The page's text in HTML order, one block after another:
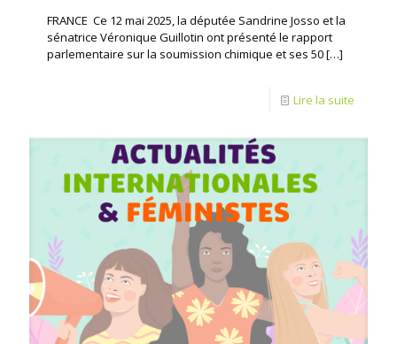
FRANCE Ce 12 mai 2025, la députée Sandrine Josso et la
sénatrice Véronique Guillotin ont présenté le rapport
parlementaire sur la soumission chimique et ses 50[…]
Lire la suite